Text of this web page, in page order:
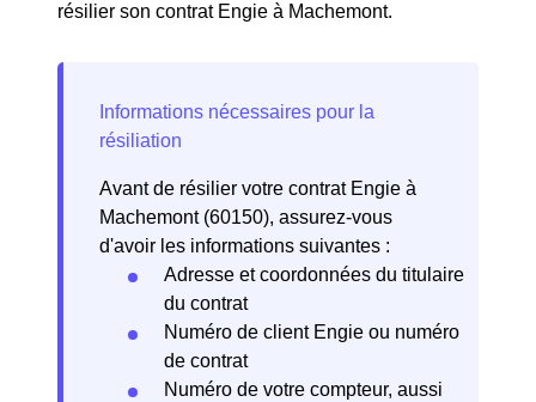
résilier son contrat Engie à Machemont.
Avant de résilier votre contrat Engie à
Machemont (60150), assurez-vous
d'avoir les informations suivantes :
Adresse et coordonnées du titulaire
du contrat
Numéro de client Engie ou numéro
de contrat
Numéro de votre compteur, aussi